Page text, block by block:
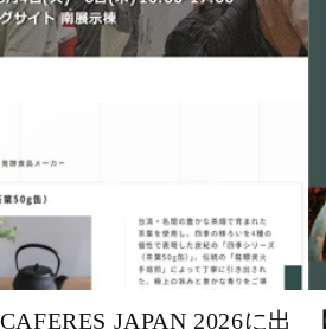
JAPAN 2026に出